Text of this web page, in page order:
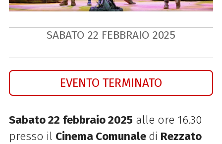
SABATO 22 FEBBRAIO 2025
EVENTO TERMINATO
Sabato 22 febbraio 2025 alle ore 16.30
presso il Cinema Comunale di Rezzato